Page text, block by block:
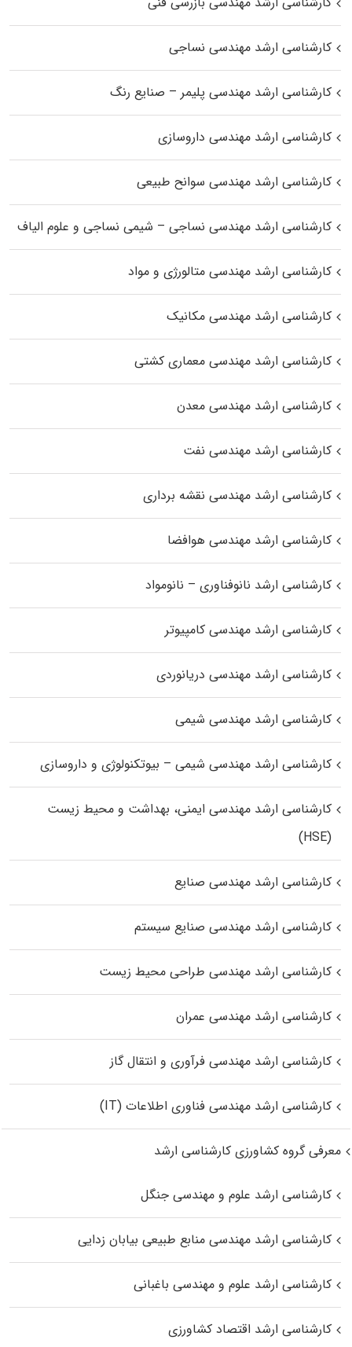
کارشناسی ارشد مهندسی نساجی
کارشناسی ارشد مهندسی پلیمر – صنایع رنگ
کارشناسی ارشد مهندسی داروسازی
کارشناسی ارشد مهندسی سوانح طبیعی
کارشناسی ارشد مهندسی نساجی – شیمی نساجی و علوم الیاف
کارشناسی ارشد مهندسی متالورژی و مواد
کارشناسی ارشد مهندسی مکانیک
کارشناسی ارشد مهندسی معماری کشتی
کارشناسی ارشد مهندسی معدن
کارشناسی ارشد مهندسی نفت
کارشناسی ارشد مهندسی نقشه برداری
کارشناسی ارشد مهندسی هوافضا
کارشناسی ارشد نانوفناوری – نانومواد
کارشناسی ارشد مهندسی کامپیوتر
کارشناسی ارشد مهندسی دریانوردی
کارشناسی ارشد مهندسی شیمی
کارشناسی ارشد مهندسی شیمی – بیوتکنولوژی و داروسازی
کارشناسی ارشد مهندسی ایمنی، بهداشت و محیط زیست
(HSE)
کارشناسی ارشد مهندسی صنایع
کارشناسی ارشد مهندسی صنایع سیستم
کارشناسی ارشد مهندسی طراحی محیط زیست
کارشناسی ارشد مهندسی عمران
کارشناسی ارشد مهندسی فرآوری و انتقال گاز
کارشناسی ارشد مهندسی فناوری اطلاعات (IT)
معرفی گروه کشاورزی کارشناسی ارشد
کارشناسی ارشد علوم و مهندسی جنگل
کارشناسی ارشد مهندسی منابع طبیعی بیابان زدایی
کارشناسی ارشد علوم و مهندسی باغبانی
کارشناسی ارشد اقتصاد کشاورزی